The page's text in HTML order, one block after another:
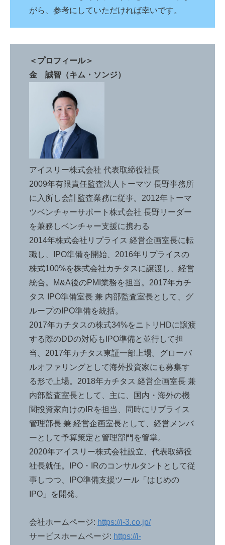
がら、参考にしていただければ幸いです。
＜プロフィール＞
金 誠智（キム・ソンジ）
アイスリー株式会社 代表取締役社長
2009年有限責任監査法人トーマツ 長野事務所
に入所し会計監査業務に従事。2012年トーマ
ツベンチャーサポート株式会社 長野リーダー
を兼務しベンチャー支援に携わる
2014年株式会社リプライス 経営企画室長に転
職し、IPO準備を開始、2016年リプライスの
株式100%を株式会社カチタスに譲渡し、経営
統合。M&A後のPMI業務を担当。2017年カチ
タス IPO準備室長 兼 内部監査室長として、グ
ループのIPO準備を統括。
2017年カチタスの株式34%をニトリHDに譲渡
する際のDDの対応もIPO準備と並行して担
当、2017年カチタス東証一部上場。グローバ
ルオファリングとして海外投資家にも募集す
る形で上場。2018年カチタス 経営企画室長 兼
内部監査室長として、主に、国内・海外の機
関投資家向けのIRを担当、同時にリプライス
管理部長 兼 経営企画室長として、経営メンバ
ーとして予算策定と管理部門を管掌。
2020年アイスリー株式会社設立、代表取締役
社長就任。IPO・IRのコンサルタントとして従
事しつつ、IPO準備支援ツール「はじめの
IPO」を開発。
会社ホームページ: https://i-3.co.jp/
サービスホームページ: https://i-